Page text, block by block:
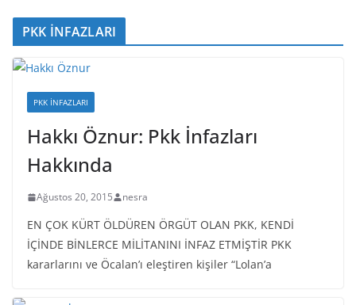
PKK İNFAZLARI
PKK İNFAZLARI
Hakkı Öznur: Pkk İnfazları
Hakkında
Ağustos 20, 2015 nesra
EN ÇOK KÜRT ÖLDÜREN ÖRGÜT OLAN PKK, KENDİ
İÇİNDE BİNLERCE MİLİTANINI İNFAZ ETMİŞTİR PKK
kararlarını ve Öcalan’ı eleştiren kişiler “Lolan’a